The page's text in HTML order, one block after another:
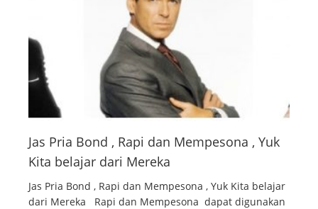
Jas Pria Bond , Rapi dan Mempesona , Yuk
Kita belajar dari Mereka
Jas Pria Bond , Rapi dan Mempesona , Yuk Kita belajar
dari Mereka Rapi dan Mempesona dapat digunakan